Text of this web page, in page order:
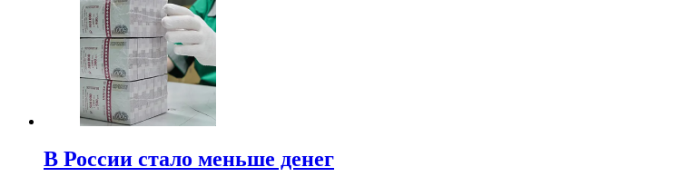
В России стало меньше денег